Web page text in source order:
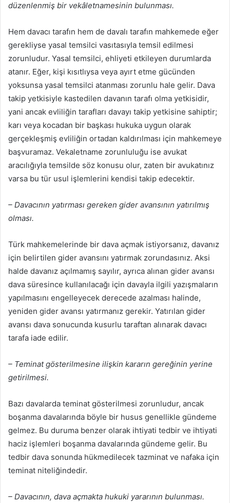
düzenlenmiş bir vekâletnamesinin bulunması.
Hem davacı tarafın hem de davalı tarafın mahkemede eğer
gerekliyse yasal temsilci vasıtasıyla temsil edilmesi
zorunludur. Yasal temsilci, ehliyeti etkileyen durumlarda
atanır. Eğer, kişi kısıtlıysa veya ayırt etme gücünden
yoksunsa yasal temsilci atanması zorunlu hale gelir. Dava
takip yetkisiyle kastedilen davanın tarafı olma yetkisidir,
yani ancak evliliğin tarafları davayı takip yetkisine sahiptir;
karı veya kocadan bir başkası hukuka uygun olarak
gerçekleşmiş evliliğin ortadan kaldırılması için mahkemeye
başvuramaz. Vekaletname zorunluluğu ise avukat
aracılığıyla temsilde söz konusu olur, zaten bir avukatınız
varsa bu tür usul işlemlerini kendisi takip edecektir.
– Davacının yatırması gereken gider avansının yatırılmış
olması.
Türk mahkemelerinde bir dava açmak istiyorsanız, davanız
için belirtilen gider avansını yatırmak zorundasınız. Aksi
halde davanız açılmamış sayılır, ayrıca alınan gider avansı
dava süresince kullanılacağı için davayla ilgili yazışmaların
yapılmasını engelleyecek derecede azalması halinde,
yeniden gider avansı yatırmanız gerekir. Yatırılan gider
avansı dava sonucunda kusurlu taraftan alınarak davacı
tarafa iade edilir.
– Teminat gösterilmesine ilişkin kararın gereğinin yerine
getirilmesi.
Bazı davalarda teminat gösterilmesi zorunludur, ancak
boşanma davalarında böyle bir husus genellikle gündeme
gelmez. Bu duruma benzer olarak ihtiyati tedbir ve ihtiyati
haciz işlemleri boşanma davalarında gündeme gelir. Bu
tedbir dava sonunda hükmedilecek tazminat ve nafaka için
teminat niteliğindedir.
– Davacının, dava açmakta hukuki yararının bulunması.